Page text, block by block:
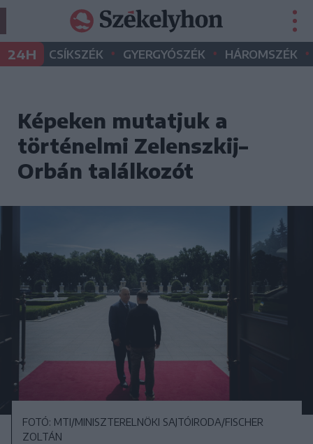
24H CSÍKSZÉK • GYERGYÓSZÉK • HÁROMSZÉK •
Képeken mutatjuk a
történelmi Zelenszkij–
Orbán találkozót
FOTÓ: MTI/MINISZTERELNÖKI SAJTÓIRODA/FISCHER
ZOLTÁN